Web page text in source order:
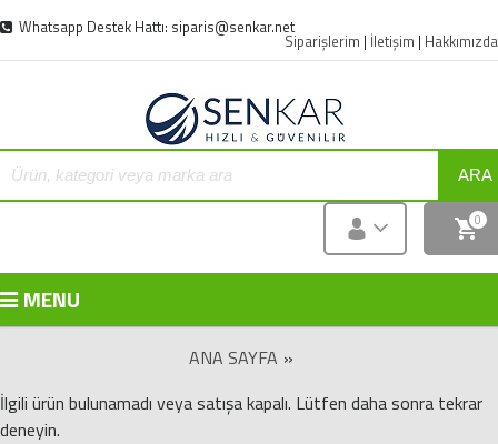
Whatsapp Destek Hattı: siparis@senkar.net
Siparişlerim | İletişim | Hakkımızda
ARA
0
MENU
ANA SAYFA »
İlgili ürün bulunamadı veya satışa kapalı. Lütfen daha sonra tekrar
deneyin.